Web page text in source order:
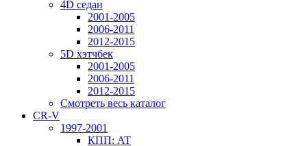
4D седан
2001-2005
2006-2011
2012-2015
5D хэтчбек
2001-2005
2006-2011
2012-2015
Смотреть весь каталог
CR-V
1997-2001
КПП: AT